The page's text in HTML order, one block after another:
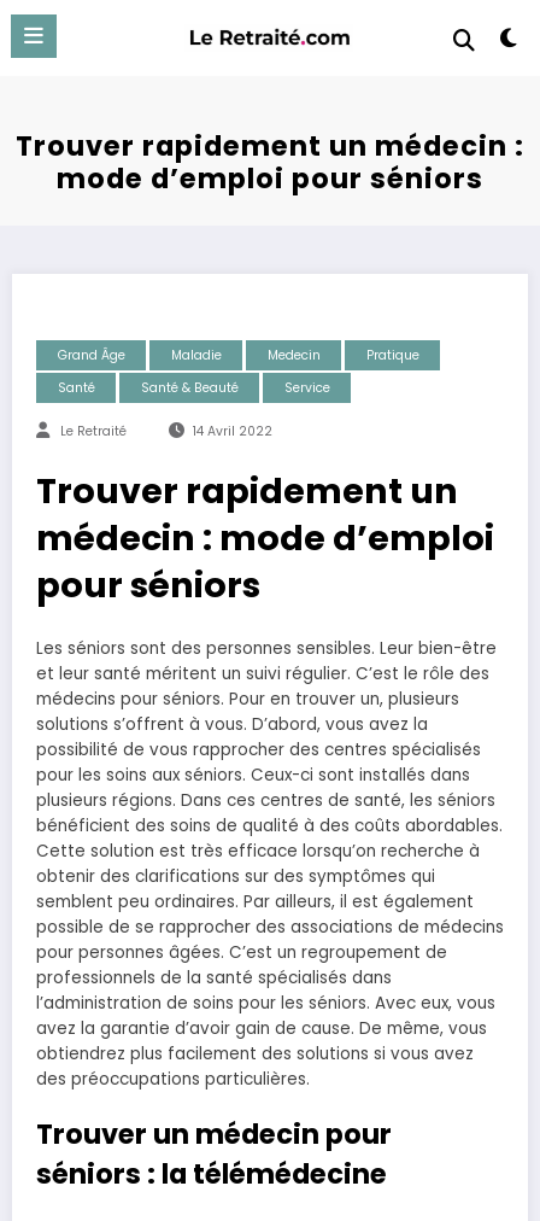
Aller
contenu
Trouver rapidement un médecin :
mode d’emploi pour séniors
Grand Âge Maladie Medecin
Pratique
Santé
Santé & Beauté Service
Le Retraité 14 Avril 2022
Trouver rapidement un
médecin : mode d’emploi
pour séniors
Les séniors sont des personnes sensibles. Leur bien-être
et leur santé méritent un suivi régulier. C’est le rôle des
médecins pour séniors. Pour en trouver un, plusieurs
solutions s’offrent à vous. D’abord, vous avez la
possibilité de vous rapprocher des centres spécialisés
pour les soins aux séniors. Ceux-ci sont installés dans
plusieurs régions. Dans ces centres de santé, les séniors
bénéficient des soins de qualité à des coûts abordables.
Cette solution est très efficace lorsqu’on recherche à
obtenir des clarifications sur des symptômes qui
semblent peu ordinaires. Par ailleurs, il est également
possible de se rapprocher des associations de médecins
pour personnes âgées. C’est un regroupement de
professionnels de la santé spécialisés dans
l’administration de soins pour les séniors. Avec eux, vous
avez la garantie d’avoir gain de cause. De même, vous
obtiendrez plus facilement des solutions si vous avez
des préoccupations particulières.
Trouver un médecin pour
séniors : la télémédecine